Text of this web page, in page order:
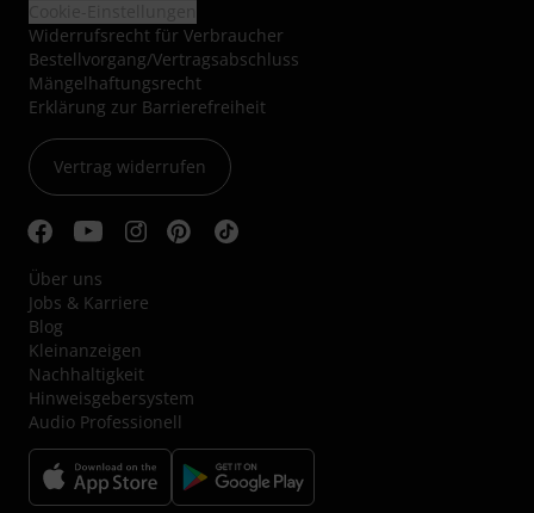
Widerrufsrecht für Verbraucher
Bestellvorgang/Vertragsabschluss
Mängelhaftungsrecht
Erklärung zur Barrierefreiheit
Vertrag widerrufen
Über uns
Jobs & Karriere
Blog
Kleinanzeigen
Nachhaltigkeit
Hinweisgebersystem
Audio Professionell